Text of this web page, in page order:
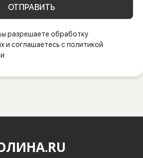
ОТПРАВИТЬ
разрешаете обработку
и соглашаетесь с политикой